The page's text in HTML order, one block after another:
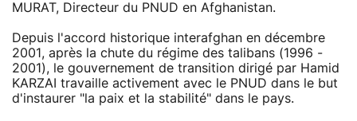
MURAT, Directeur du PNUD en Afghanistan.
Depuis l'accord historique interafghan en décembre
2001, après la chute du régime des talibans (1996 -
2001), le gouvernement de transition dirigé par Hamid
KARZAI travaille activement avec le PNUD dans le but
d'instaurer "la paix et la stabilité" dans le pays.